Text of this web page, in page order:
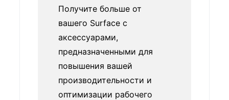
Получите больше от
вашего Surface с
аксессуарами,
предназначенными для
повышения вашей
производительности и
оптимизации рабочего